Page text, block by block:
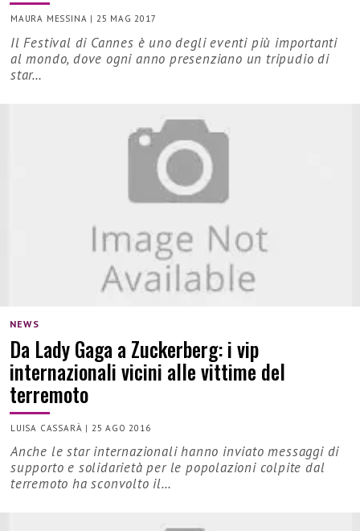
MAURA MESSINA | 25 MAG 2017
Il Festival di Cannes è uno degli eventi più importanti
al mondo, dove ogni anno presenziano un tripudio di
star…
NEWS
Da Lady Gaga a Zuckerberg: i vip
internazionali vicini alle vittime del
terremoto
LUISA CASSARÀ | 25 AGO 2016
Anche le star internazionali hanno inviato messaggi di
supporto e solidarietà per le popolazioni colpite dal
terremoto ha sconvolto il…